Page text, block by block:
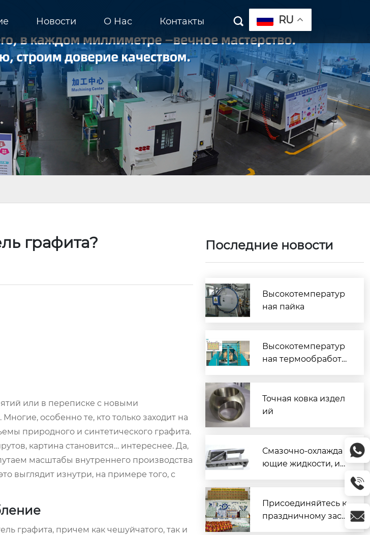
Новости О Hас Контакты  RU
графита?
или в переписке с новыми
особенно те, кто только заходит на
природного и синтетического графита.
картина становится… интереснее. Да,
масштабы внутреннего производства
выглядит изнутри, на примере того, с
графита, причем как чешуйчатого, так и
Последние новости
Высокотемператур
ная пайка
Высокотемператур
ная термообработк
Точная ковка издел
ий
Смазочно-охлажда
ющие жидкости, ис
материалов
Присоединяйтесь к
праздничному заст